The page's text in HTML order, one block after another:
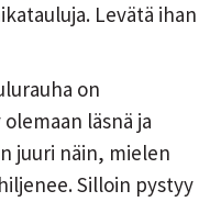
Levätä ihan
on
läsnä ja
juuri näin, mielen
Silloin pystyy